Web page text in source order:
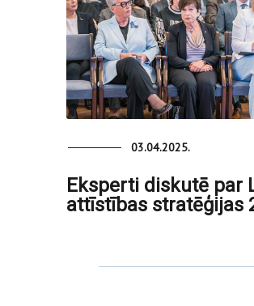
03.04.2025.
Eksperti diskutē par
attīstības stratēģijas